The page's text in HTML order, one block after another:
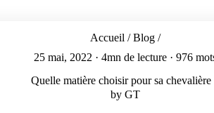
Accueil / Blog /
25 mai, 2022 · 4mn de lecture · 976
Quelle matière choisir pour sa chevalière
by GT